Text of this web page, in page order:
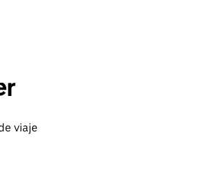
viaje